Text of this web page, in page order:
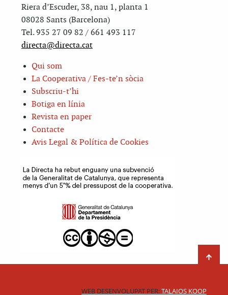
Riera d’Escuder, 38, nau 1, planta 1
08028 Sants (Barcelona)
Tel. 935 27 09 82 / 661 493 117
directa@directa.cat
Qui som
La Cooperativa / Fes-te’n sòcia
Subscriu-t’hi
Botiga en línia
Revista en paper
Contacte
Avis Legal & Política de Cookies
WEB DESENVOLUPAT PER:TALAIOS KOOP